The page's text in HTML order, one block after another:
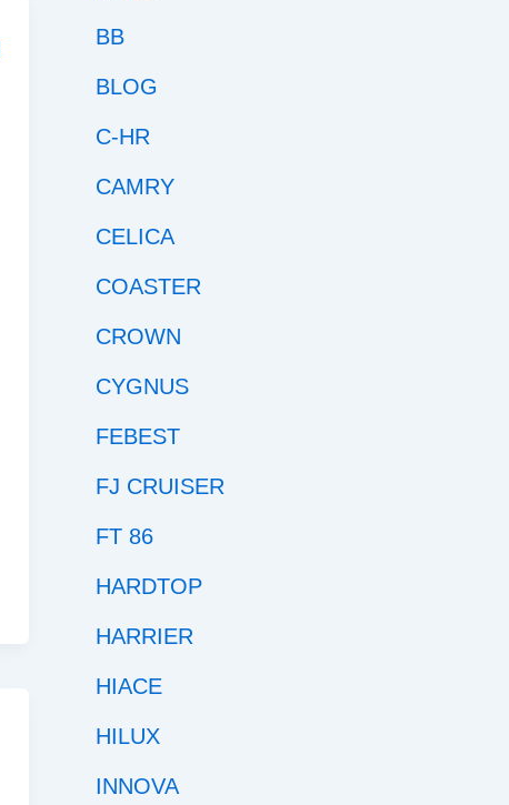
BB
BLOG
C-HR
CAMRY
CELICA
COASTER
CROWN
CYGNUS
FEBEST
FJ CRUISER
FT 86
HARDTOP
HARRIER
HIACE
HILUX
INNOVA